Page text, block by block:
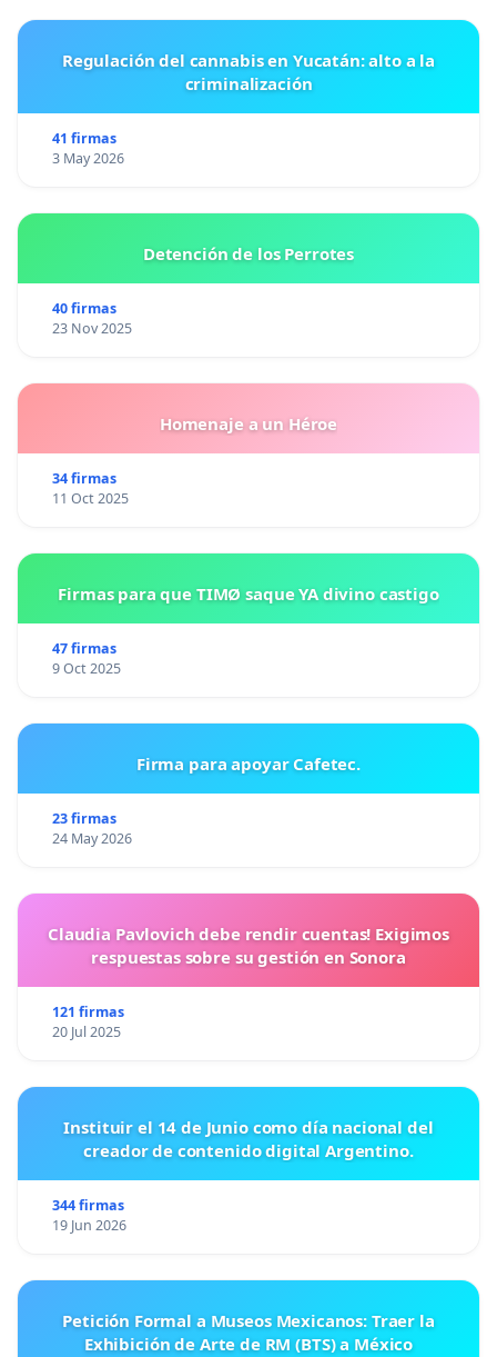
Regulación del cannabis en Yucatán: alto a la
criminalización
41 firmas
3 May 2026
Detención de los Perrotes
40 firmas
23 Nov 2025
Homenaje a un Héroe
34 firmas
11 Oct 2025
Firmas para que TIMØ saque YA divino castigo
47 firmas
9 Oct 2025
Firma para apoyar Cafetec.
23 firmas
24 May 2026
Claudia Pavlovich debe rendir cuentas! Exigimos
respuestas sobre su gestión en Sonora
121 firmas
20 Jul 2025
Instituir el 14 de Junio como día nacional del
creador de contenido digital Argentino.
344 firmas
19 Jun 2026
Petición Formal a Museos Mexicanos: Traer la
Exhibición de Arte de RM (BTS) a México